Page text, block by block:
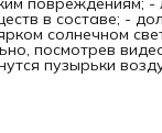
в составе; -
солнечном
посмотрев
пузырьки